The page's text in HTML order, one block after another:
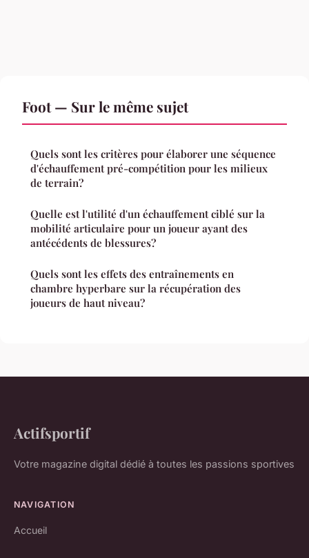
Foot — Sur le même sujet
Quels sont les critères pour élaborer une séquence
d'échauffement pré-compétition pour les milieux
de terrain?
Quelle est l'utilité d'un échauffement ciblé sur la
mobilité articulaire pour un joueur ayant des
antécédents de blessures?
Quels sont les effets des entraînements en
chambre hyperbare sur la récupération des
joueurs de haut niveau?
Actifsportif
Votre magazine digital dédié à toutes les passions sportives
NAVIGATION
Accueil